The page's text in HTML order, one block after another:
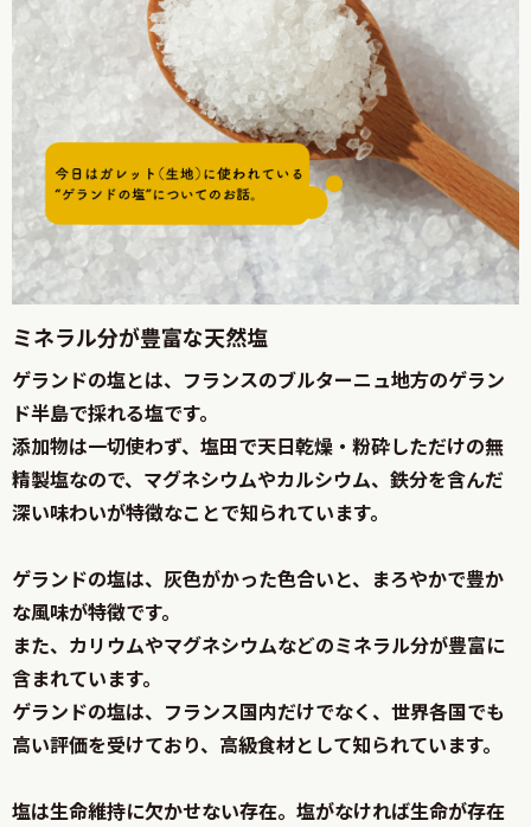
ミネラル分が豊富な天然塩
ゲランドの塩とは、フランスのブルターニュ地方のゲラン
ド半島で採れる塩です。
添加物は一切使わず、塩田で天日乾燥・粉砕しただけの無
精製塩なので、マグネシウムやカルシウム、鉄分を含んだ
深い味わいが特徴なことで知られています。
ゲランドの塩は、灰色がかった色合いと、まろやかで豊か
な風味が特徴です。
また、カリウムやマグネシウムなどのミネラル分が豊富に
含まれています。
ゲランドの塩は、フランス国内だけでなく、世界各国でも
高い評価を受けており、高級食材として知られています。
塩は生命維持に欠かせない存在。塩がなければ生命が存在